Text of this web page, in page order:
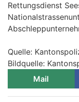
Rettungsdienst
Quelle:
Bildquelle:
Mail